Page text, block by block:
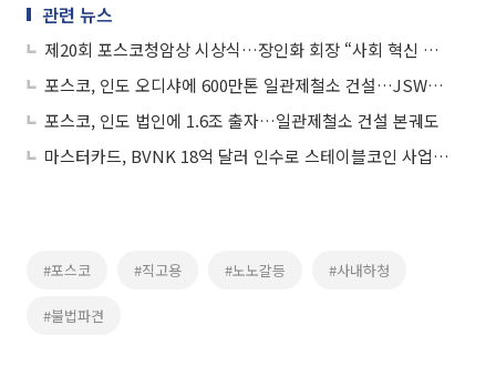
관련 뉴스
제20회 포스코청암상 시상식…장인화 회장 “사회 혁신 이끈 인물들 발굴”
포스코, 인도 오디샤에 600만톤 일관제철소 건설…JSW와 합작투자
포스코, 인도 법인에 1.6조 출자…일관제철소 건설 본궤도
마스터카드, BVNK 18억 달러 인수로 스테이블코인 사업 본격 확장
#포스코 #직고용 #노노갈등 #사내하청
#불법파견